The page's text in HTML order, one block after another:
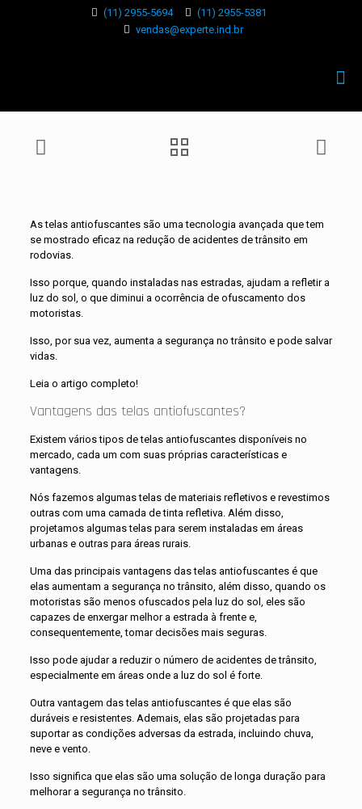
(11) 2955-5694
(11) 2955-5381
vendas@experte.ind.br
As telas antiofuscantes são uma tecnologia avançada que tem
se mostrado eficaz na redução de acidentes de trânsito em
rodovias.
Isso porque, quando instaladas nas estradas, ajudam a refletir a
luz do sol, o que diminui a ocorrência de ofuscamento dos
motoristas.
Isso, por sua vez, aumenta a segurança no trânsito e pode salvar
vidas.
Leia o artigo completo!
Vantagens das telas antiofuscantes?
Existem vários tipos de telas antiofuscantes disponíveis no
mercado, cada um com suas próprias características e
vantagens.
Nós fazemos algumas telas de materiais refletivos e revestimos
outras com uma camada de tinta refletiva. Além disso,
projetamos algumas telas para serem instaladas em áreas
urbanas e outras para áreas rurais.
Uma das principais vantagens das telas antiofuscantes é que
elas aumentam a segurança no trânsito, além disso, quando os
motoristas são menos ofuscados pela luz do sol, eles são
capazes de enxergar melhor a estrada à frente e,
consequentemente, tomar decisões mais seguras.
Isso pode ajudar a reduzir o número de acidentes de trânsito,
especialmente em áreas onde a luz do sol é forte.
Outra vantagem das telas antiofuscantes é que elas são
duráveis e resistentes. Ademais, elas são projetadas para
suportar as condições adversas da estrada, incluindo chuva,
neve e vento.
Isso significa que elas são uma solução de longa duração para
melhorar a segurança no trânsito.